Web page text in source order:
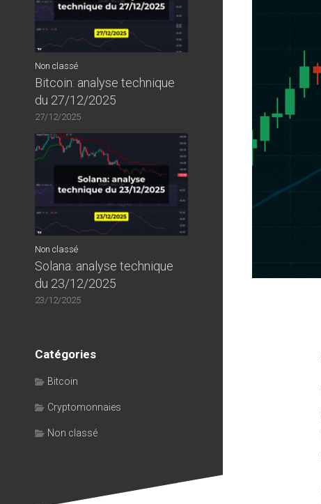
Non classé
Bitcoin: analyse technique
du 27/12/2025
27/12/2025
Non classé
Solana: analyse technique
du 23/12/2025
23/12/2025
Catégories
Bitcoin
Cryptomonnaies
Non classé